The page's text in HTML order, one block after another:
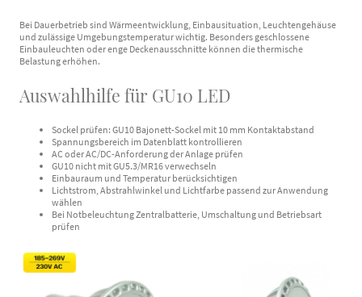
Bei Dauerbetrieb sind Wärmeentwicklung, Einbausituation, Leuchtengehäuse
und zulässige Umgebungstemperatur wichtig. Besonders geschlossene
Einbauleuchten oder enge Deckenausschnitte können die thermische
Belastung erhöhen.
Auswahlhilfe für GU10 LED
Sockel prüfen: GU10 Bajonett-Sockel mit 10 mm Kontaktabstand
Spannungsbereich im Datenblatt kontrollieren
AC oder AC/DC-Anforderung der Anlage prüfen
GU10 nicht mit GU5.3/MR16 verwechseln
Einbauraum und Temperatur berücksichtigen
Lichtstrom, Abstrahlwinkel und Lichtfarbe passend zur Anwendung
wählen
Bei Notbeleuchtung Zentralbatterie, Umschaltung und Betriebsart
prüfen